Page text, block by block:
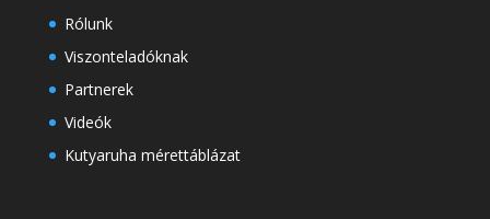
Rólunk
Viszonteladóknak
Partnerek
Videók
Kutyaruha mérettáblázat